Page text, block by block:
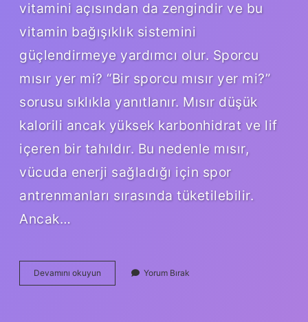
vitamini açısından da zengindir ve bu
vitamin bağışıklık sistemini
güçlendirmeye yardımcı olur. Sporcu
mısır yer mi? “Bir sporcu mısır yer mi?”
sorusu sıklıkla yanıtlanır. Mısır düşük
kalorili ancak yüksek karbonhidrat ve lif
içeren bir tahıldır. Bu nedenle mısır,
vücuda enerji sağladığı için spor
antrenmanları sırasında tüketilebilir.
Ancak…
Devamını okuyun
Protein
Yorum Bırak